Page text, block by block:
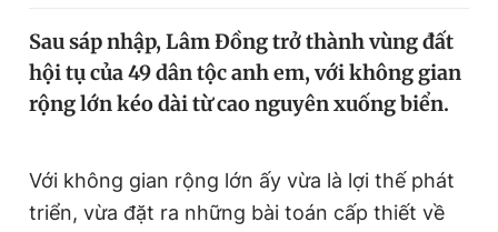
Tin thị trường Tin 360
Sản phẩm khác
Đăng xuất
Sau sáp nhập, Lâm Đồng trở thành vùng đất
hội tụ của 49 dân tộc anh em, với không gian
rộng lớn kéo dài từ cao nguyên xuống biển.
Với không gian rộng lớn ấy vừa là lợi thế phát
triển, vừa đặt ra những bài toán cấp thiết về